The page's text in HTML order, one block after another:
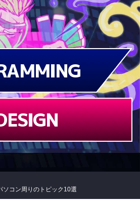
ソコン周りのトピック10選